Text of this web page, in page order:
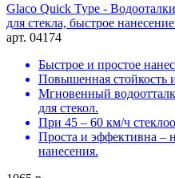
Glaco Quick Type -
для стекла, быстрое
арт. 04174
Быстрое и простое
Повышенная стойкость
Мгновенный
для стекол.
При 45 – 60 км/ч
Проста и эффективна –
нанесения.